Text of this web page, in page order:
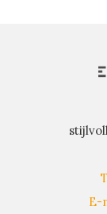
E-